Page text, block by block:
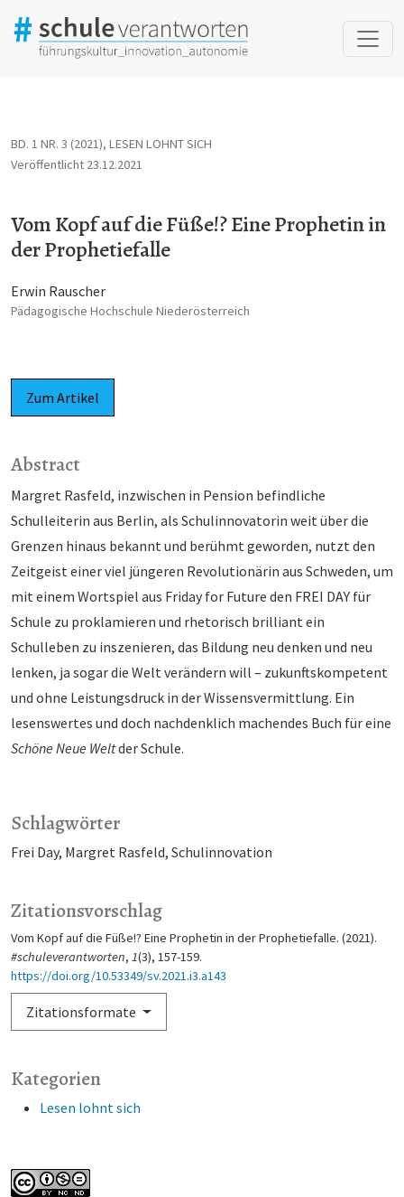
BD. 1 NR. 3 (2021), LESEN LOHNT SICH
Vom Kopf auf die Füße!? Eine Prophetin in
der Prophetiefalle
Veröffentlicht 23.12.2021
Erwin Rauscher
Pädagogische Hochschule Niederösterreich
Zum Artikel
Schlagwörter
Frei Day Margret Rasfeld Schulinnovation
Kategorien
Lesen lohnt sich
Zitationsvorschlag
Vom Kopf auf die Füße!? Eine Prophetin in der Prophetiefalle. (2021).
#schuleverantworten, 1(3), 157-159.
https://doi.org/10.53349/sv.2021.i3.a143
Zitationsformate
Abstract
Margret Rasfeld, inzwischen in Pension befindliche
Schulleiterin aus Berlin, als Schulinnovato­rin weit über die
Grenzen hinaus bekannt und berühmt geworden, nutzt den
Zeitgeist einer viel jüngeren Revolutionärin aus Schweden, um
mit einem Wortspiel aus Friday for Future den FREI DAY für
Schule zu proklamieren und rhetorisch brilliant ein
Schulleben zu inszenie­ren, das Bildung neu denken und neu
lenken, ja sogar die Welt verändern will – zukunftskom­petent
und ohne Leistungsdruck in der Wissensvermittlung. Ein
lesenswertes und doch nach­denklich machendes Buch für eine
Schöne Neue Weltder Schule.